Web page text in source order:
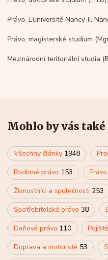
Právo, L’université Nancy-II,
Právo, magisterské studium
Mezinárodní teritoriální studia
Mohlo by vás
Všechny články 1948
Rodinné právo 153
Živnostníci a společnosti 253
Spotřebitelské právo 38
Daňové právo 110
Doprava a motoristé 53